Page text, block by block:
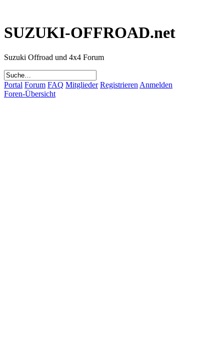
SUZUKI-OFFROAD.net
Suzuki Offroad und 4x4 Forum
Portal Forum FAQ Mitglieder Registrieren Anmelden
Foren-Übersicht